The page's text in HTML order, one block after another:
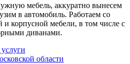
мебель, аккуратно вынесем
в автомобиль. Работаем со
и корпусной мебели, в том числе с
диванами.